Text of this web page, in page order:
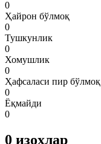
0
Ҳайрон бўлмоқ
0
Тушкунлик
0
Хомушлик
0
Ҳафсаласи пир бўлмоқ
0
Ёқмайди
0
0 изоҳлар